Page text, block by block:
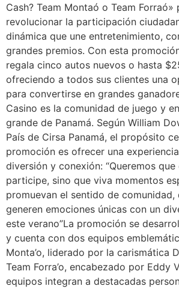
Cash? Team Montaó o Team Forraó»
revolucionar la participación
dinámica que une entretenimiento,
grandes premios. Con esta
regala cinco autos nuevos o hasta
ofreciendo a todos sus clientes una
para convertirse en grandes
Casino es la comunidad de juego y
grande de Panamá. Según William
País de Cirsa Panamá, el propósito
promoción es ofrecer una
diversión y conexión: “Queremos
participe, sino que viva momentos
promuevan el sentido de comunidad,
generen emociones únicas con un
este verano”La promoción se
y cuenta con dos equipos
Monta’o, liderado por la carismática
Team Forra’o, encabezado por Eddy
equipos integran a destacadas